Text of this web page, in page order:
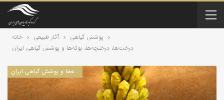
خانه آثار طبیعی
پوشش گياهی
درخت‌ها، درختچه‌ها، بوته‌ها و پوشش گیاهی ایران
درخت‌ها، درختچه‌ها، بوته‌ها و پوشش گیاهی ایران